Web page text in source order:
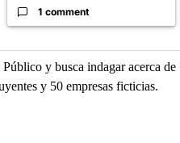
1 comment
y busca indagar acerca de
y 50 empresas ficticias.